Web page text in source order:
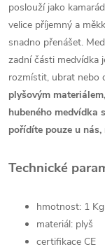
poslouží jako
velice příjemný a
snadno přenášet.
zadní části medvídka
rozmístit, ubrat nebo
plyšovým
hubeného medvídka
pořídíte pouze u
Technické
hmotnost: 1 Kg
materiál: plyš
certifikace CE